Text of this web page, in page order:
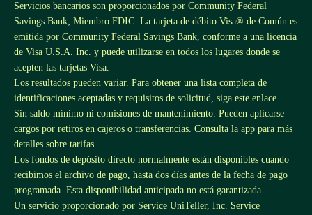
Servicios bancarios son proporcionados por Community Federal
Savings Bank; Miembro FDIC. La tarjeta de débito Visa® de Común es
emitida por Community Federal Savings Bank, conforme a una licencia
de Visa U.S.A. Inc. y puede utilizarse en todos los lugares donde se
acepten las tarjetas Visa.
Los resultados pueden variar. Para obtener una lista completa de
identificaciones aceptadas y requisitos de solicitud, siga este enlace.
Sin saldo mínimo ni comisiones de mantenimiento. Pueden aplicarse
cargos por retiros en cajeros o transferencias. Consulta la app para más
detalles sobre tarifas.
Los fondos de depósito directo normalmente están disponibles cuando
recibimos el archivo de pago, hasta dos días antes de la fecha de pago
programada. Esta disponibilidad anticipada no está garantizada.
Un servicio proporcionado por Service UniTeller, Inc. Service